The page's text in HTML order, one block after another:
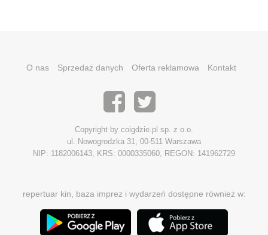
O nas Sprzedaż danych Oferta reklamowa Kontakt
Copyright by coigdzie.pl sp. z o.o.
ul. Nowogrodzka 31, 00-511 Warszawa
NIP: 1182006143, KRS: 0000335060, REGON: 141962729
repertuar kin, baza imprez i wydarzeń dostępne również w: